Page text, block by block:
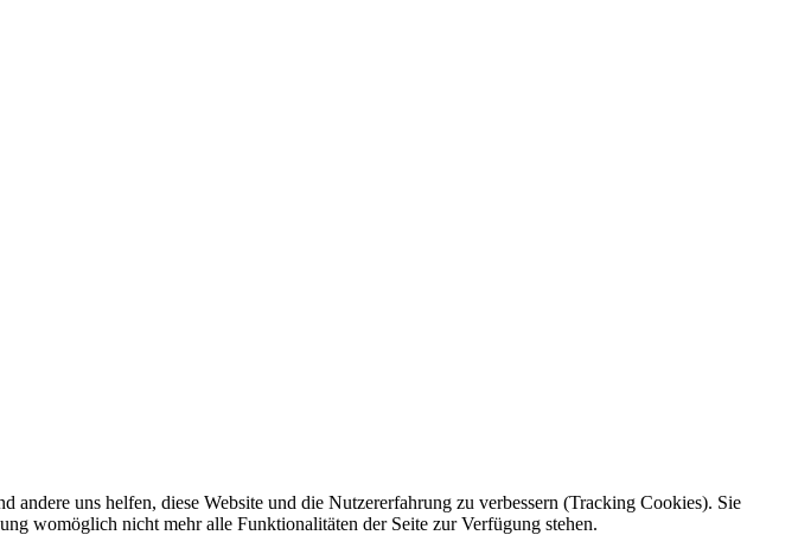
uns helfen, diese Website und die Nutzererfahrung zu verbessern (Tracking Cookies). Sie
womöglich nicht mehr alle Funktionalitäten der Seite zur Verfügung stehen.